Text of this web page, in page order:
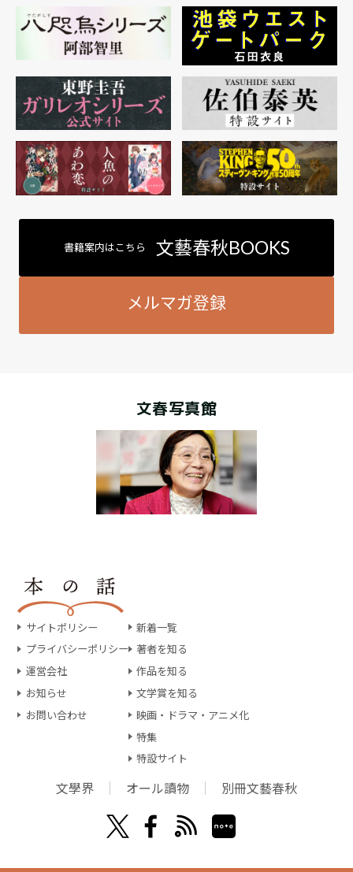
書籍案内はこちら 文藝春秋BOOKS
メルマガ登録
文春写真館
サイトポリシー
プライバシーポリシー
運営会社
お知らせ
お問い合わせ
新着一覧
著者を知る
作品を知る
文学賞を知る
映画・ドラマ・アニメ化
特集
特設サイト
文學界 オール讀物 別冊文藝春秋